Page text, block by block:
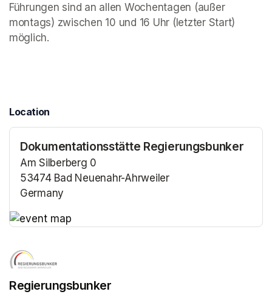
Führungen sind an allen Wochentagen (außer
montags) zwischen 10 und 16 Uhr (letzter Start)
möglich.
Location
Dokumentationsstätte Regierungsbunker
Am Silberberg 0
53474 Bad Neuenahr-Ahrweiler
Germany
Regierungsbunker